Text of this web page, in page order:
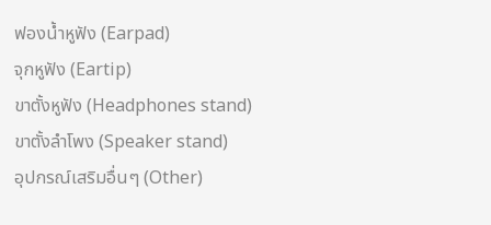
ฟองน้ำหูฟัง (Earpad)
จุกหูฟัง (Eartip)
ขาตั้งหูฟัง (Headphones stand)
ขาตั้งลำโพง (Speaker stand)
อุปกรณ์เสริมอื่นๆ (Other)